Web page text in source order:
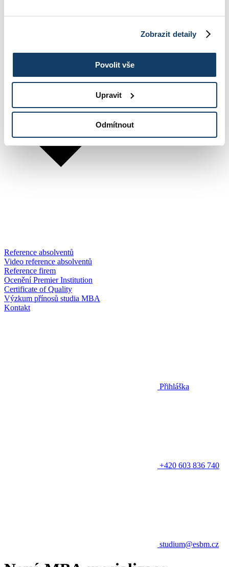
Zobrazit detaily
Povolit vše
Upravit
Odmítnout
Reference absolventů
Video reference absolventů
Reference firem
Ocenění Premier Institution
Certificate of Quality
Výzkum přínosů studia MBA
Kontakt
Přihláška
+420 603 836 740
studium@esbm.cz